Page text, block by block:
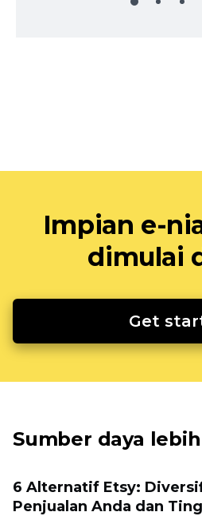
Impian e-
dimulai
Get
Sumber daya
6 Alternatif Etsy:
Penjualan Anda dan